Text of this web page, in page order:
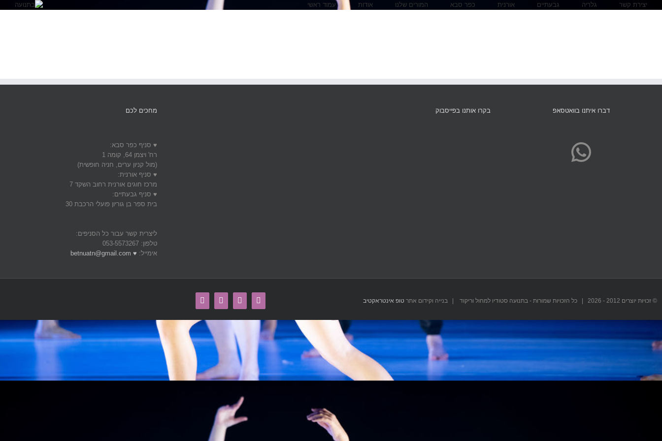
עמוד ראשי אודות המורים שלנו כפר סבא אורנית גבעתיים גלריה יצירת קשר
מחכים לכם
♥ סניף כפר סבא:
רח' ויצמן 64, קומה 1
(מול קניון ערים, חניה חופשית)
♥ סניף אורנית:
מרכז חוגים אורנית רחוב השקד 7
♥ סניף גבעתיים:
בית ספר בן גוריון פועלי הרכבת 30
ליצרית קשר עבור כל הסניפים:
טלפון: 053-5573267
אימייל: ♥ betnuatn@gmail.com
בקרו אותנו בפייסבוק דברו איתנו בוואטסאפ
© זכויות יוצרים 2012 - 2026 | כל הזכויות שמורות - בתנועה סטודיו למחול וריקוד | בנייה וקידום אתר טופ אינטראקטיב Facebook
Instagram
Youtube